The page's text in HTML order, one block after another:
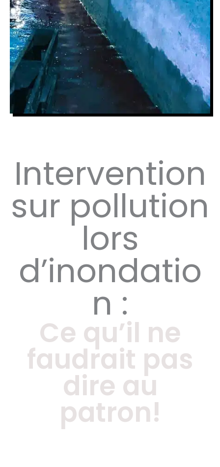
Intervention
sur pollution
lors
d’inondatio
n :
Ce qu’il ne
faudrait pas
dire au
patron!